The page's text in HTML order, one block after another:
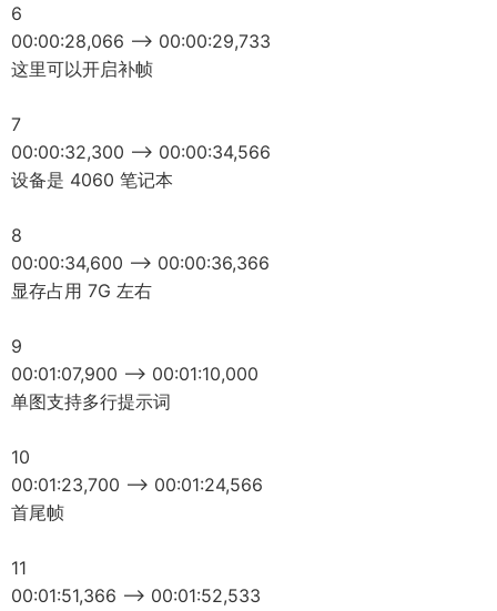
6
00:00:28,066 --> 00:00:29,733
这里可以开启补帧
7
00:00:32,300 --> 00:00:34,566
设备是 4060 笔记本
8
00:00:34,600 --> 00:00:36,366
显存占用 7G 左右
9
00:01:07,900 --> 00:01:10,000
单图支持多行提示词
10
00:01:23,700 --> 00:01:24,566
首尾帧
11
00:01:51,366 --> 00:01:52,533